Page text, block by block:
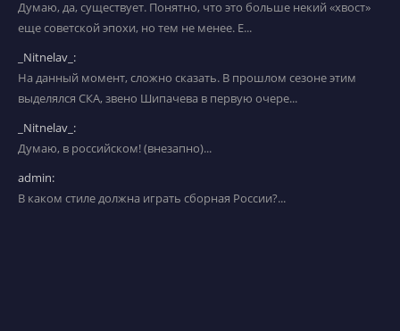
Думаю, да, существует. Понятно, что это больше некий «хвост»
еще советской эпохи, но тем не менее. Е...
_Nitnelav_:
На данный момент, сложно сказать. В прошлом сезоне этим
выделялся СКА, звено Шипачева в первую очере...
_Nitnelav_:
Думаю, в российском! (внезапно)...
admin:
В каком стиле должна играть сборная России?...